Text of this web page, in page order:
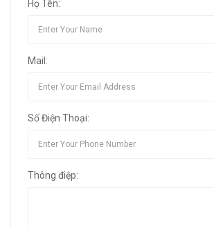
Họ Tên:
Mail:
Số Điện Thoại:
Thông điệp: